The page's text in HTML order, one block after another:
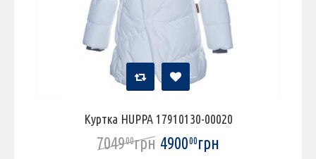
Куртка HUPPA 17910130-00020
704900грн 490000грн